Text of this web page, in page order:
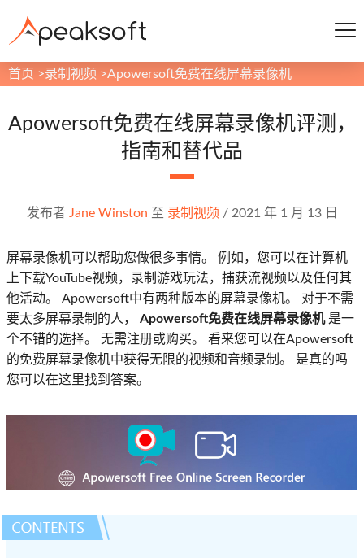
首页 >录制视频 >Apowersoft免费在线屏幕录像机
Apowersoft免费在线屏幕录像机评测，
指南和替代品
发布者 Jane Winston 至 录制视频 / 2021 年 1 月 13 日
屏幕录像机可以帮助您做很多事情。 例如，您可以在计算机
上下载YouTube视频，录制游戏玩法，捕获流视频以及任何其
他活动。 Apowersoft中有两种版本的屏幕录像机。 对于不需
要太多屏幕录制的人， Apowersoft免费在线屏幕录像机是一
个不错的选择。 无需注册或购买。 看来您可以在Apowersoft
的免费屏幕录像机中获得无限的视频和音频录制。 是真的吗
您可以在这里找到答案。